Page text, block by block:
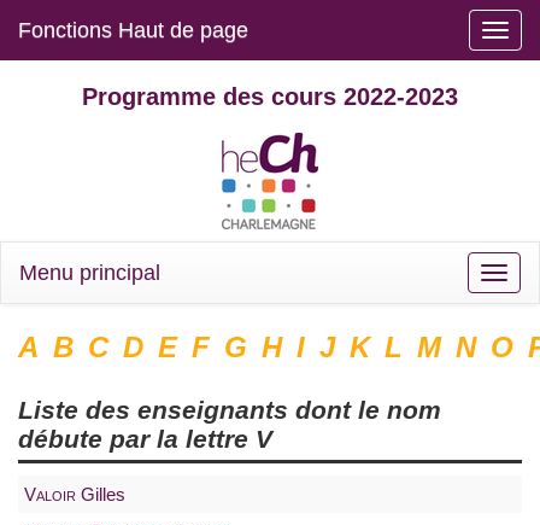
Toggle
Fonctions Haut de page
Programme des cours 2022-2023
Toggle
Menu principal
A B C D E F G H I J K L M N O
Liste des enseignants dont le nom
débute par la lettre V
Valoir Gilles